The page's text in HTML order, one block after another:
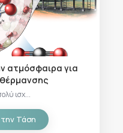
ατμόσφαιρα για
ισχ...
Τάση